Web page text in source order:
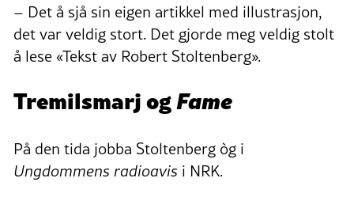
– Det å sjå sin eigen artikkel med illustrasjon,
det var veldig stort. Det gjorde meg veldig stolt
å lese «Tekst av Robert Stoltenberg».
Tremilsmarj ogFame
På den tida jobba Stoltenberg òg i
Ungdommens radioavis i NRK.